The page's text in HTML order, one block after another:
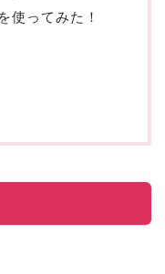
使ってみた！